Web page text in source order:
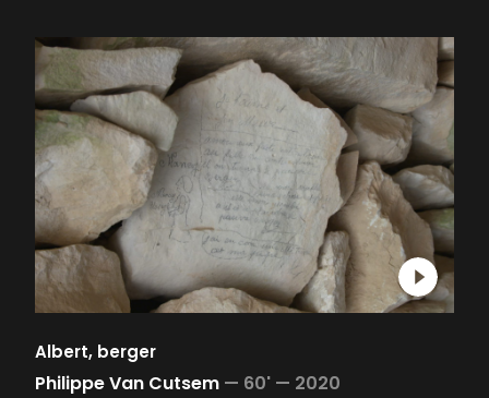
Albert, berger
Philippe Van Cutsem — 60' — 2020